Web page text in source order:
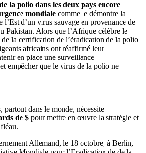
la polio dans les deux pays encore
mondiale comme le démontre la
l’Est d’un virus sauvage en provenance de
Pakistan. Alors que l’Afrique célèbre le
la certification de l’éradication de la polio
africains ont réaffirmé leur
en place une surveillance
empêcher que le virus de la polio ne
partout dans le monde, nécessite
de $ pour mettre en œuvre la stratégie et
Allemand, le 18 octobre, à Berlin,